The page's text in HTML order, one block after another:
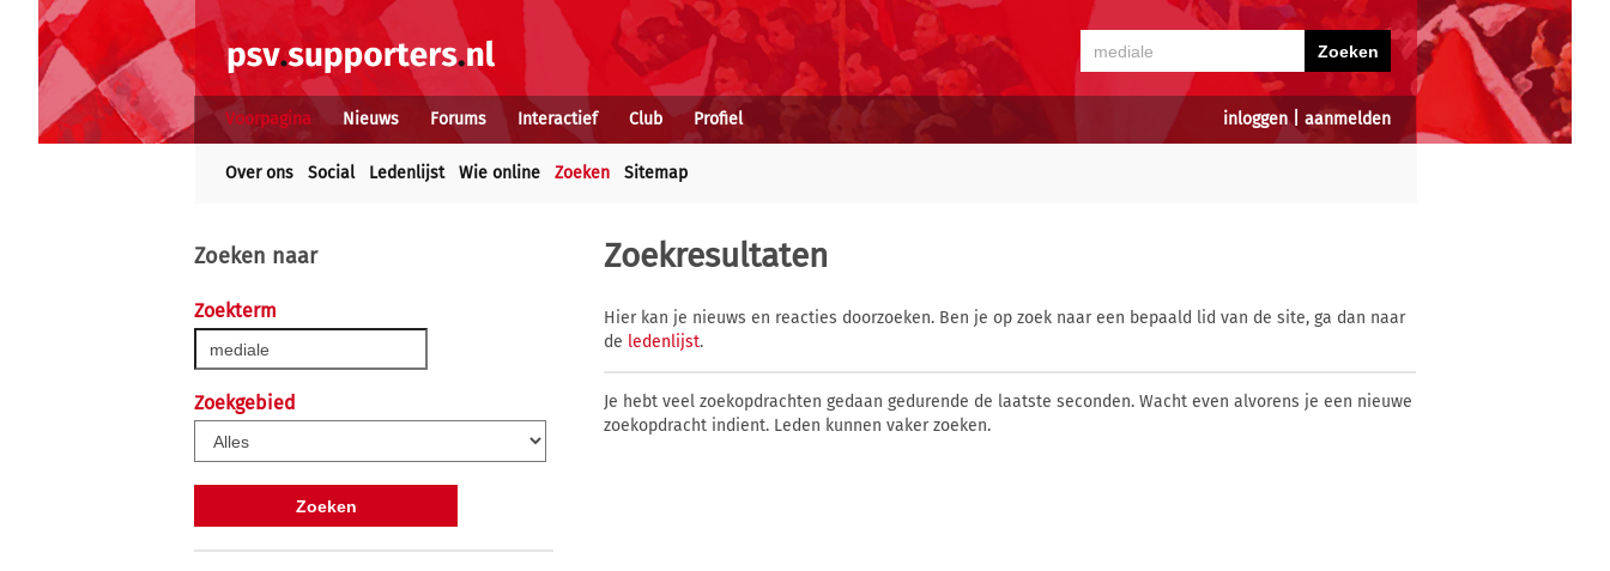
inloggen| aanmelden
Voorpagina Nieuws Forums Interactief Club Profiel
Over ons Social Ledenlijst Wie online Zoeken Sitemap
Zoeken naar
Zoekterm
Zoekgebied
Zoekresultaten
Hier kan je nieuws en reacties doorzoeken. Ben je op zoek naar een bepaald lid van de site, ga dan naar
de ledenlijst.
Je hebt veel zoekopdrachten gedaan gedurende de laatste seconden. Wacht even alvorens je een nieuwe
zoekopdracht indient. Leden kunnen vaker zoeken.